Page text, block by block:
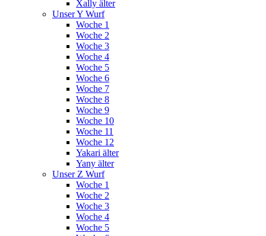
Xally älter
Unser Y Wurf
Woche 1
Woche 2
Woche 3
Woche 4
Woche 5
Woche 6
Woche 7
Woche 8
Woche 9
Woche 10
Woche 11
Woche 12
Yakari älter
Yany älter
Unser Z Wurf
Woche 1
Woche 2
Woche 3
Woche 4
Woche 5